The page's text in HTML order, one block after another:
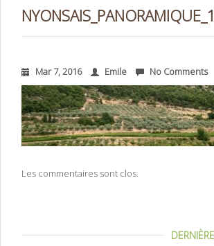
Mar 7, 2016 Emile No Comments
Les commentaires sont clos.